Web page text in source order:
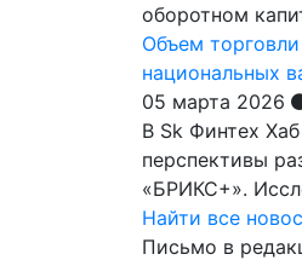
оборотном
Объем
национальных
05 марта 2026
В Sk Финтех
перспективы
«БРИКС+».
Найти все
Письмо в